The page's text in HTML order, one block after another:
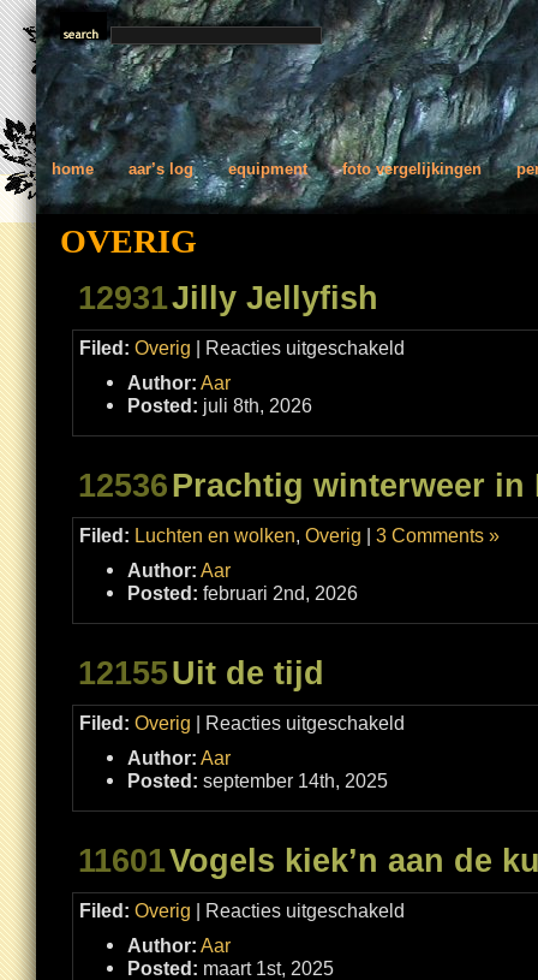
home aar’s log equipment foto vergelijkingen
OVERIG
12931Jilly Jellyfish
Filed: Overig | Reacties uitgeschakeld
Author: Aar
Posted: juli 8th, 2026
12536Prachtig winterweer in
Filed: Luchten en wolken, Overig | 3 Comments »
Author: Aar
Posted: februari 2nd, 2026
12155Uit de tijd
Filed: Overig | Reacties uitgeschakeld
Author: Aar
Posted: september 14th, 2025
11601Vogels kiek’n aan de
Filed: Overig | Reacties uitgeschakeld
Author: Aar
Posted: maart 1st, 2025